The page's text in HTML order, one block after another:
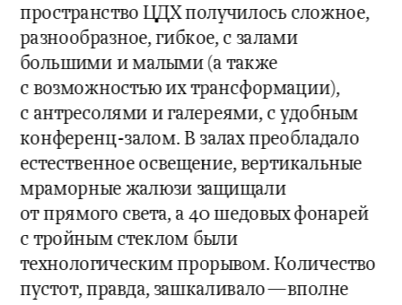
пространство ЦДХ получилось сложное,
разнообразное, гибкое, с залами
большими и малыми (а также
с возможностью их трансформации),
с антресолями и галереями, с удобным
конференц-залом. В залах преобладало
естественное освещение, вертикальные
мраморные жалюзи защищали
от прямого света, а 40 шедовых фонарей
с тройным стеклом были
технологическим прорывом. Количество
пустот, правда, зашкаливало—вполне